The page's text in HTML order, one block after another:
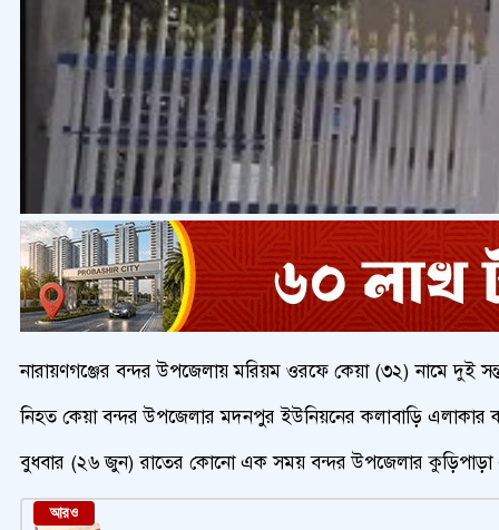
নারায়ণগঞ্জের বন্দর উপজেলায় মরিয়ম ওরফে কেয়া (৩২) নামে দুই
নিহত কেয়া বন্দর উপজেলার মদনপুর ইউনিয়নের কলাবাড়ি এলাকার
বুধবার (২৬ জুন) রাতের কোনো এক সময় বন্দর উপজেলার কুড়িপাড়া
আরও